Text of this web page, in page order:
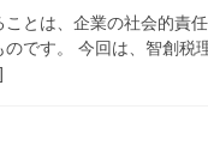
ことは、企業の社会的責
です。 今回は、智創税